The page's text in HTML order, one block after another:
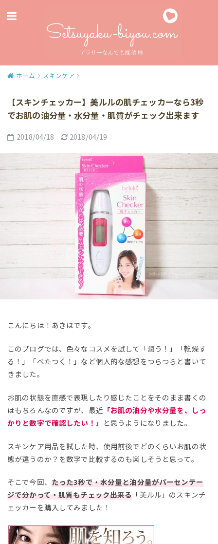
ホーム スキンケア
【スキンチェッカー】美ルルの肌チェッカーなら3秒
でお肌の油分量・水分量・肌質がチェック出来ます
2018/04/18 2018/04/19
こんにちは！あきほです。
このブログでは、色々なコスメを試して「潤う！」「乾燥す
る！」「べたつく！」など個人的な感想をつらつらと書いて
きました。
お肌の状態を直感で表現したり感じたことをそのまま書くの
はもちろんなのですが、最近 「お肌の油分や水分量を、しっ
かりと数字で確認したい！」
と思うようになりました。
スキンケア用品を試した時、使用前後でどのくらいお肌の状
態が違うのか？を数字で比較するのも楽しそうと思って。
そこで今回、 たった3秒で・水分量と油分量がパーセンテー
ジで分かって・肌質もチェック出来る 「美ルル」のスキンチ
ェッカーを購入してみました！